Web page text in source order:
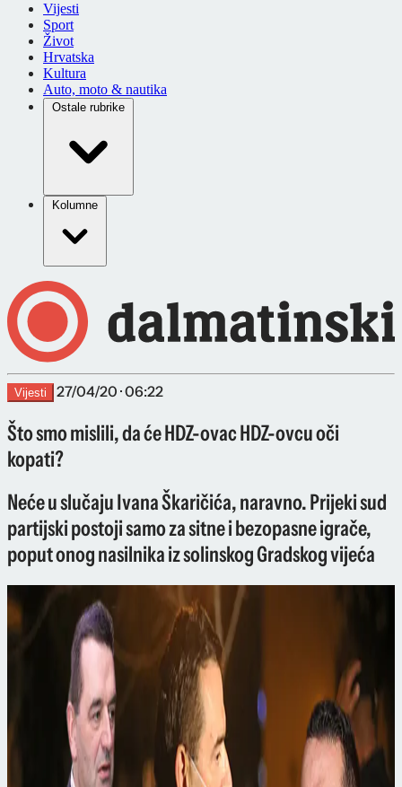
Vijesti
Sport
Život
Hrvatska
Kultura
Auto, moto & nautika
Ostale rubrike
Kolumne
Vijesti 27/04/20 · 06:22
Što smo mislili, da će HDZ-ovac HDZ-ovcu oči
kopati?
Neće u slučaju Ivana Škaričića, naravno. Prijeki sud
partijski postoji samo za sitne i bezopasne igrače,
poput onog nasilnika iz solinskog Gradskog vijeća